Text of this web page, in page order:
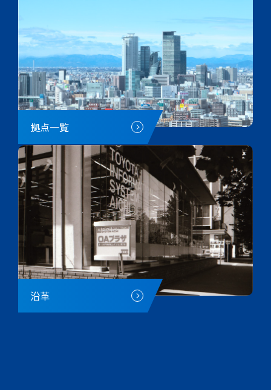
拠点一覧
沿革